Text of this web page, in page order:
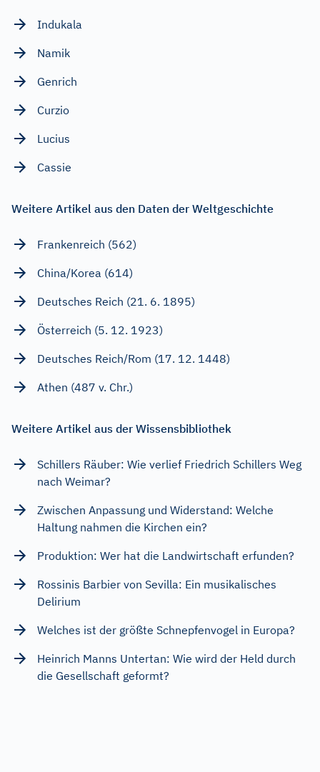
Indukala
Namik
Genrich
Curzio
Lucius
Cassie
Weitere Artikel aus den Daten der Weltgeschichte
Frankenreich (562)
China/Korea (614)
Deutsches Reich (21. 6. 1895)
Österreich (5. 12. 1923)
Deutsches Reich/Rom (17. 12. 1448)
Athen (487 v. Chr.)
Weitere Artikel aus der Wissensbibliothek
Schillers Räuber: Wie verlief Friedrich Schillers Weg
nach Weimar?
Zwischen Anpassung und Widerstand: Welche
Haltung nahmen die Kirchen ein?
Produktion: Wer hat die Landwirtschaft erfunden?
Rossinis Barbier von Sevilla: Ein musikalisches
Delirium
Welches ist der größte Schnepfenvogel in Europa?
Heinrich Manns Untertan: Wie wird der Held durch
die Gesellschaft geformt?